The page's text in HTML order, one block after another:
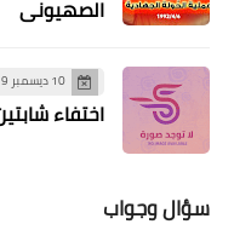
الصهيوني
10 ديسمبر 2019
اختفاء
سؤال وجواب